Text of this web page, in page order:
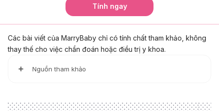
Tính ngay
Các bài viết của MarryBaby chỉ có tính chất tham khảo, không
thay thế cho việc chẩn đoán hoặc điều trị y khoa.
Nguồn tham khảo
https://www.nhs.uk/conditions/vaginal-discharge/